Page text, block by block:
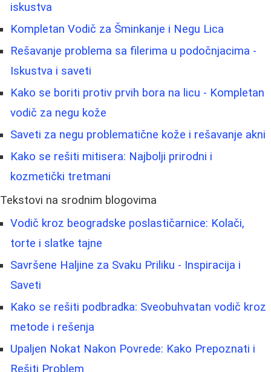
iskustva
Kompletan Vodič za Šminkanje i Negu Lica
Rešavanje problema sa filerima u podočnjacima -
Iskustva i saveti
Kako se boriti protiv prvih bora na licu - Kompletan
vodič za negu kože
Saveti za negu problematične kože i rešavanje akni
Kako se rešiti mitisera: Najbolji prirodni i
kozmetički tretmani
Tekstovi na srodnim blogovima
Vodič kroz beogradske poslastičarnice: Kolači,
torte i slatke tajne
Savršene Haljine za Svaku Priliku - Inspiracija i
Saveti
Kako se rešiti podbradka: Sveobuhvatan vodič kroz
metode i rešenja
Upaljen Nokat Nakon Povrede: Kako Prepoznati i
Rešiti Problem